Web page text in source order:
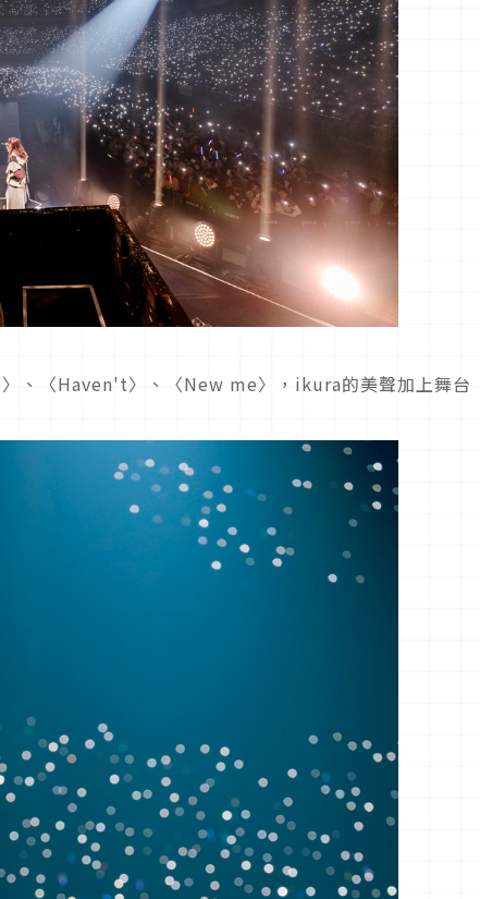
、〈Haven't〉、〈New me〉，ikura的美聲加上舞台